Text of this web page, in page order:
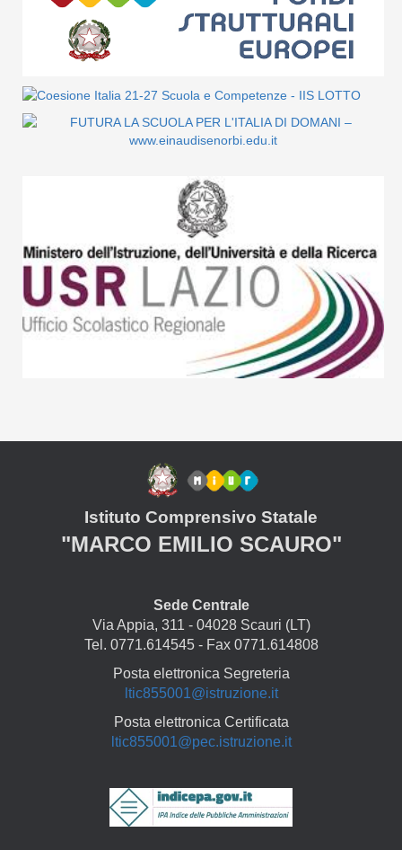
Istituto Comprensivo Statale
"MARCO EMILIO SCAURO"
Sede Centrale
Via Appia, 311 - 04028 Scauri (LT)
Tel. 0771.614545 - Fax 0771.614808
Posta elettronica Segreteria
ltic855001@istruzione.it
Posta elettronica Certificata
ltic855001@pec.istruzione.it